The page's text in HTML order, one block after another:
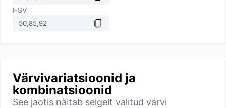
HSV
Värvivariatsioonid ja
kombinatsioonid
See jaotis näitab selgelt valitud värvi